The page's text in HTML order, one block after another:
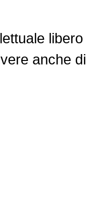
libero
anche di